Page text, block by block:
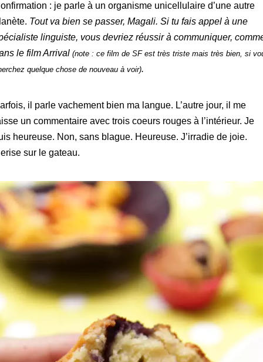
: je parle à un organisme unicellulaire d’une autre
Tout va bien se passer, Magali. Si tu fais appel à une
linguiste, vous devriez réussir à communiquer,
le film Arrival (note : ce film de SF est très triste mais très bien, si
quelque chose de nouveau à voir).
il parle vachement bien ma langue. L’autre jour, il me
un commentaire avec trois coeurs rouges à l’intérieur. Je
heureuse. Non, sans blague. Heureuse. J’irradie de joie.
sur le gateau.